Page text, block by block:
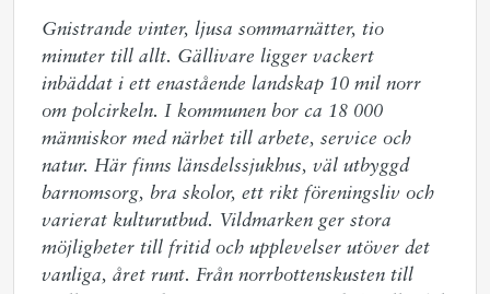
Gnistrande vinter, ljusa sommarnätter, tio
minuter till allt. Gällivare ligger vackert
inbäddat i ett enastående landskap 10 mil norr
om polcirkeln. I kommunen bor ca 18 000
människor med närhet till arbete, service och
natur. Här finns länsdelssjukhus, väl utbyggd
barnomsorg, bra skolor, ett rikt föreningsliv och
varierat kulturutbud. Vildmarken ger stora
möjligheter till fritid och upplevelser utöver det
vanliga, året runt. Från norrbottenskusten till